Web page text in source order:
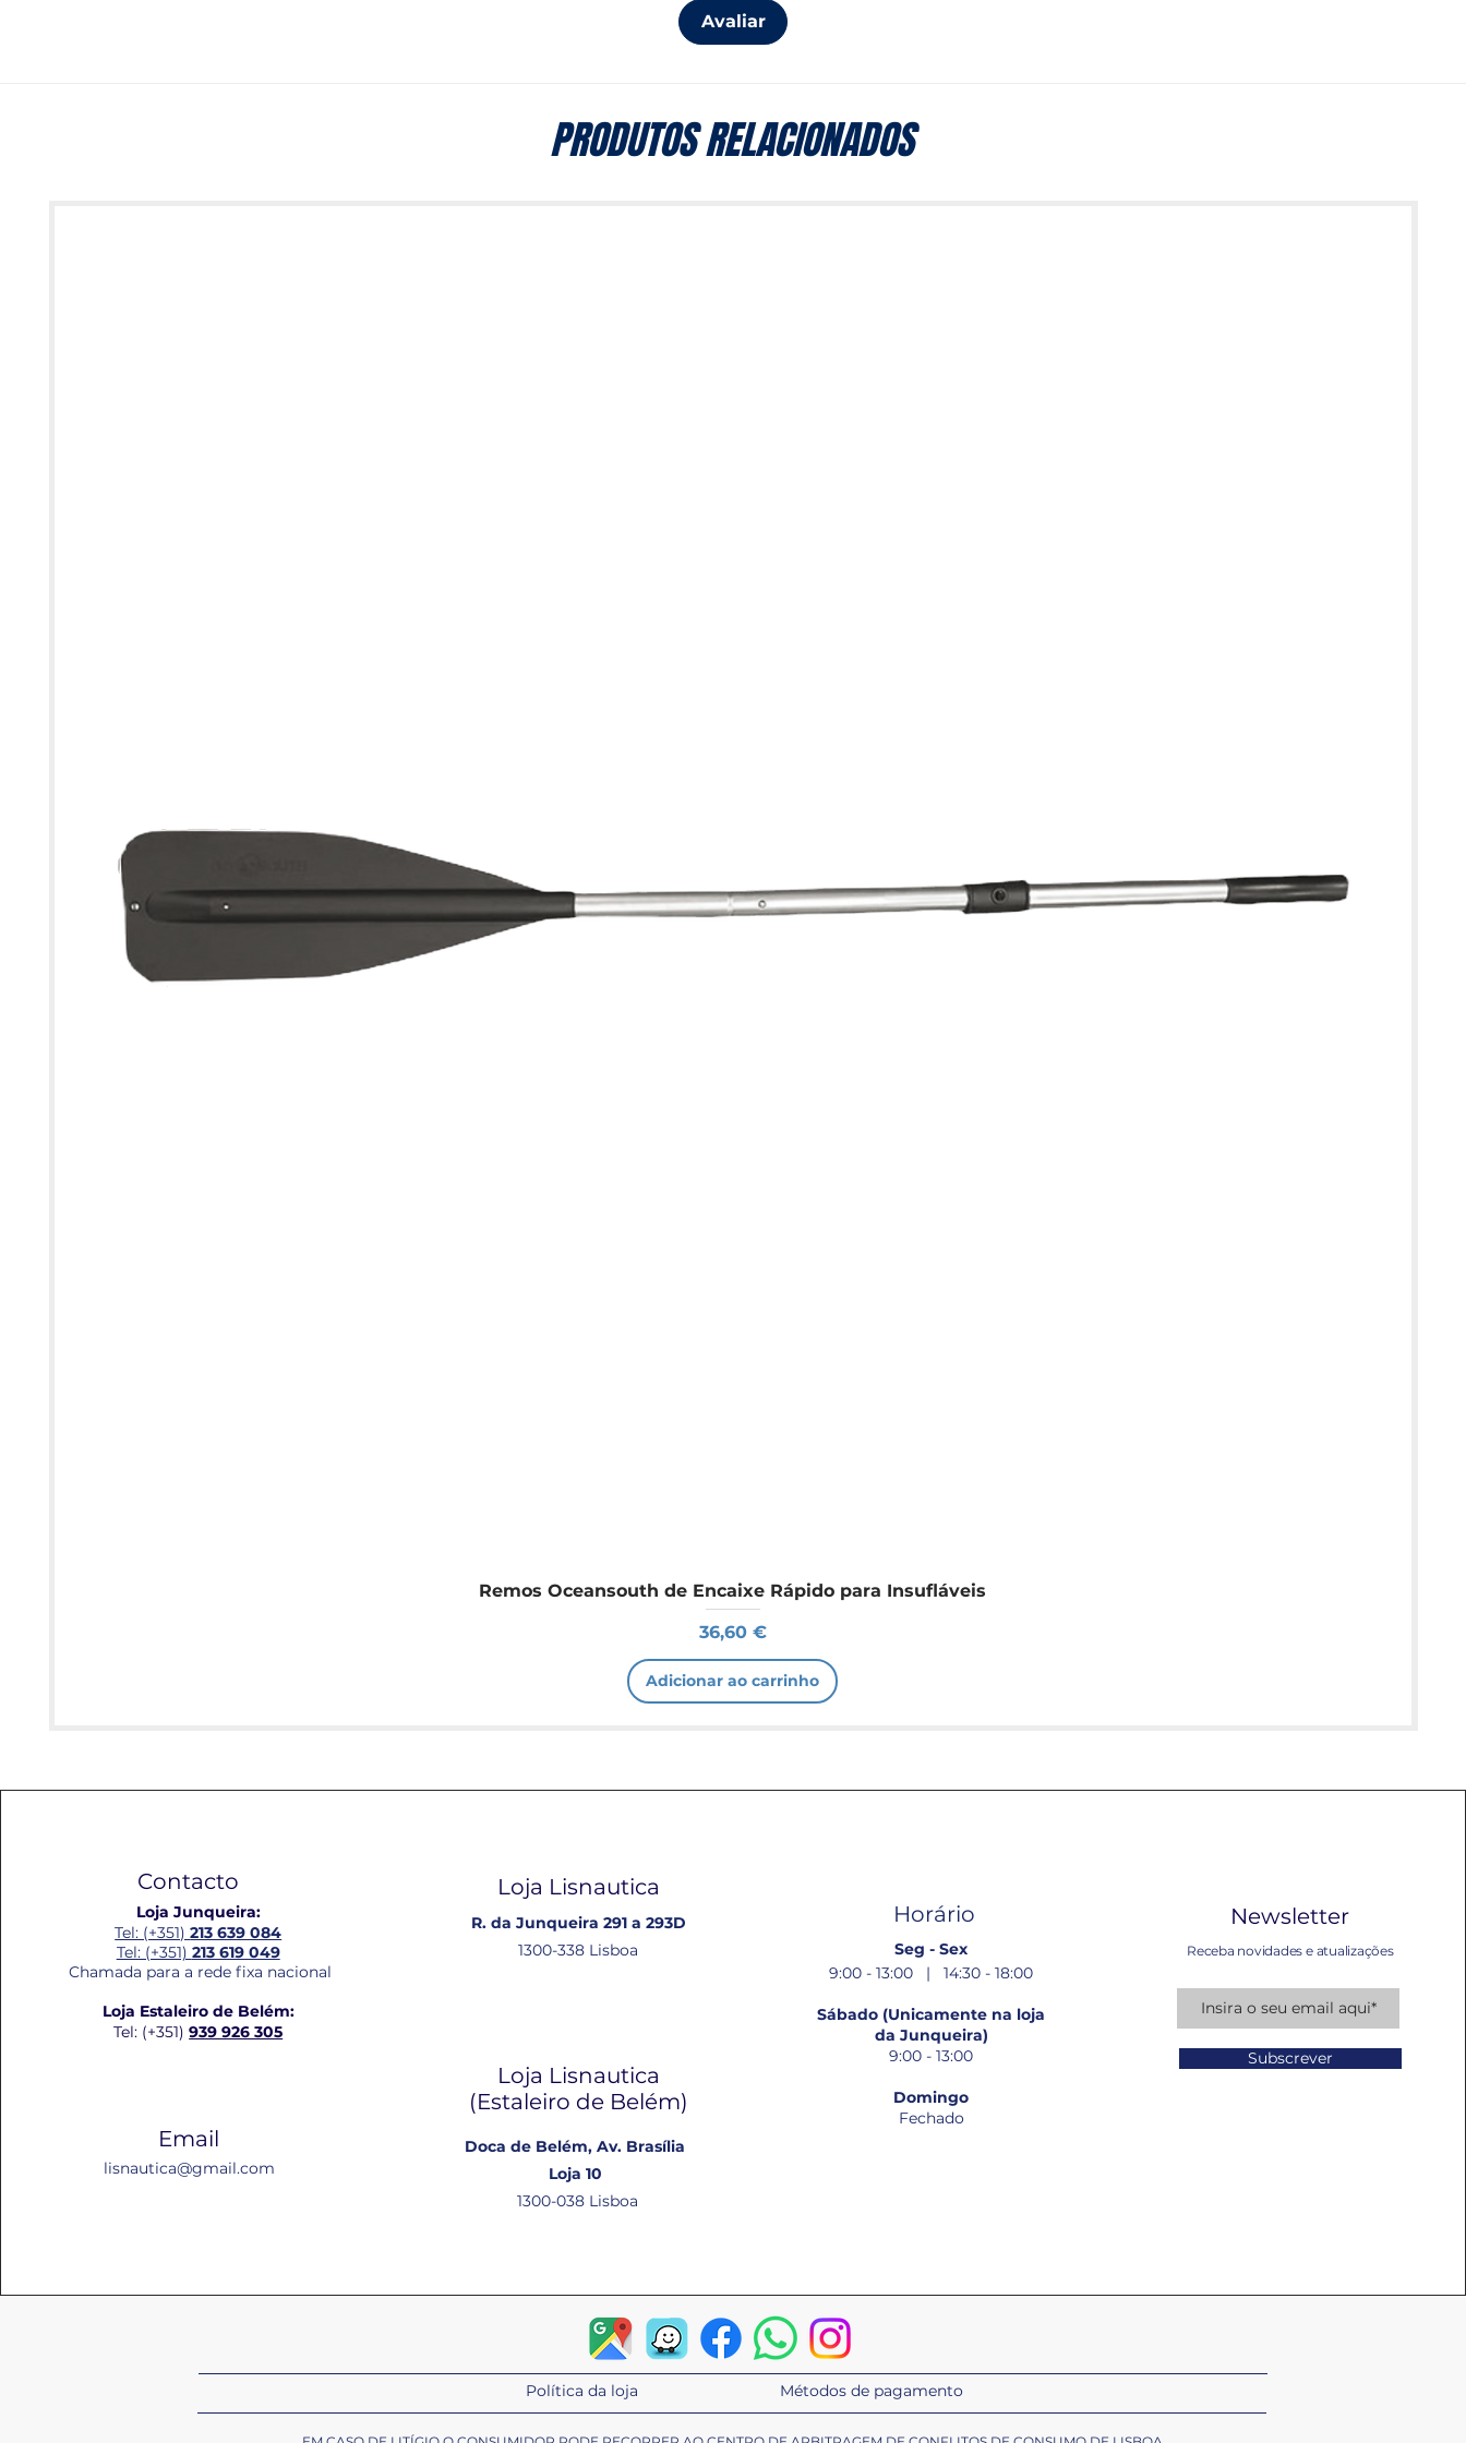
Avaliar
PRODUTOS RELACIONADOS
Remos Oceansouth de Encaixe Rápido para Insufláveis
Preço
36,60 €
Adicionar ao carrinho
Contacto
Loja Junqueira:
Tel: (+351)213 639 084
Tel: (+351) 213 619 049
Chamada para a rede fixa nacional
Loja Estaleiro de Belém:
Tel: (+351)939 926 305
Email
lisnautica@gmail.com
Loja Lisnautica
R. da Junqueira 291 a 293D
1300-338 Lisboa
Loja Lisnautica
(Estaleiro de Belém​)
Doca de Belém, Av. Brasília
Loja 10
1300-038 Lisboa
Horário
Seg - Sex
9:00 - 13:00 | 14:30 - 18:00
Sábado (Unicamente na loja
da Junqueira)
9:00 - 13:00
Domingo
Fechado
Newsletter
Receba novidades e atualizações
Subscrever
Política da loja Métodos de pagamento